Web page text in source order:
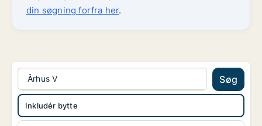
din søgning forfra her.
Århus V Søg
Inkludér bytte